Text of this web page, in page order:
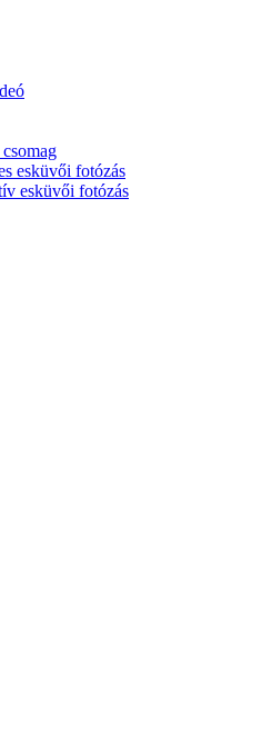
esküvői fotózás
esküvői fotózás